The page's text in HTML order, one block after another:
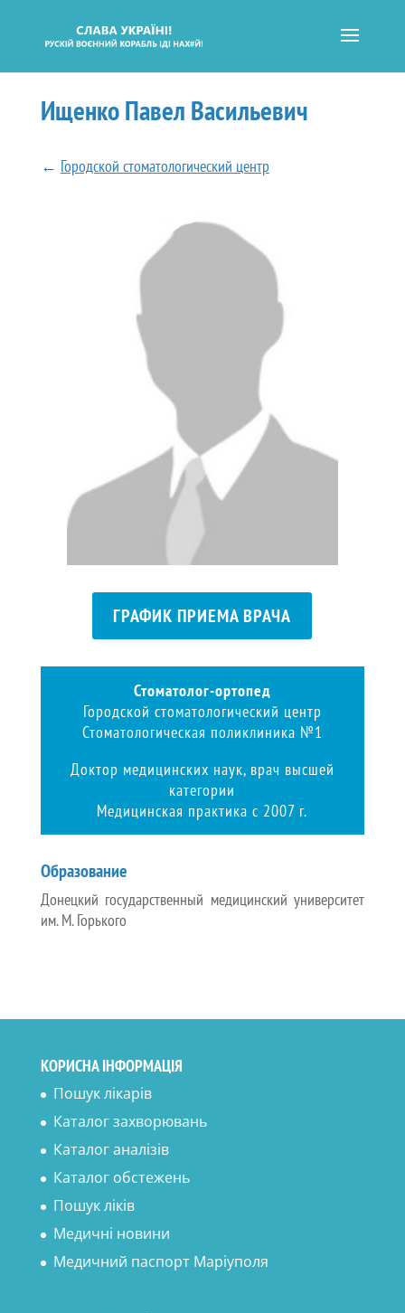
Ищенко Павел Васильевич
← Городской стоматологический центр
ГРАФИК ПРИЕМА ВРАЧА
Стоматолог-ортопед
Городской стоматологический центр
Стоматологическая поликлиника №1
Доктор медицинских наук, врач высшей
категории
Медицинская практика с 2007 г.
Образование
Донецкий государственный медицинский университет
им. М. Горького
КОРИСНА ІНФОРМАЦІЯ
Пошук лікарів
Каталог захворювань
Каталог аналізів
Каталог обстежень
Пошук ліків
Медичні новини
Медичний паспорт Маріуполя